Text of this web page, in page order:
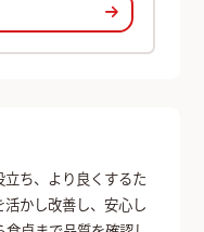
ち、より良くするた
かし改善し、安心し